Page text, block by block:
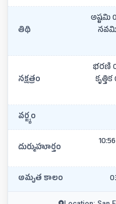
తిథి
అష్టమి
నవమి
నక్షత్రం
భరణి
వర్జ్యం
దుర్ముహూర్తం
అమృత కాలం